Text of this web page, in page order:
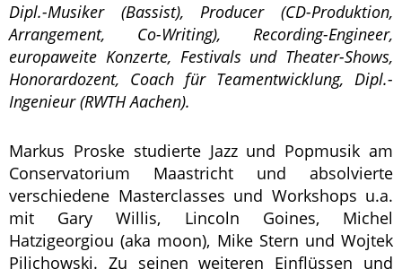
Dipl.-Musiker (Bassist), Producer (CD-Produktion,
Arrangement, Co-Writing), Recording-Engineer,
europaweite Konzerte, Festivals und Theater-Shows,
Honorardozent, Coach für Teamentwicklung, Dipl.-
Ingenieur (RWTH Aachen).
Markus Proske studierte Jazz und Popmusik am
Conservatorium Maastricht und absolvierte
verschiedene Masterclasses und Workshops u.a.
mit Gary Willis, Lincoln Goines, Michel
Hatzigeorgiou (aka moon), Mike Stern und Wojtek
Pilichowski. Zu seinen weiteren Einflüssen und